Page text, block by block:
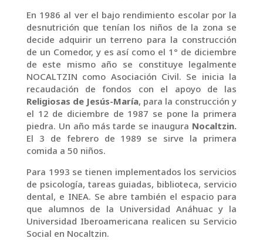
En 1986 al ver el bajo rendimiento escolar por la
desnutrición que tenían los niños de la zona se
decide adquirir un terreno para la construcción
de un Comedor, y es así como el 1° de diciembre
de este mismo año se constituye legalmente
NOCALTZIN como Asociación Civil. Se inicia la
recaudación de fondos con el apoyo de las
Religiosas de Jesús-María, para la construcción y
el 12 de diciembre de 1987 se pone la primera
piedra. Un año más tarde se inaugura Nocaltzin.
El 3 de febrero de 1989 se sirve la primera
comida a 50 niños.
Para 1993 se tienen implementados los servicios
de psicología, tareas guiadas, biblioteca, servicio
dental, e INEA. Se abre también el espacio para
que alumnos de la Universidad Anáhuac y la
Universidad Iberoamericana realicen su Servicio
Social en Nocaltzin.